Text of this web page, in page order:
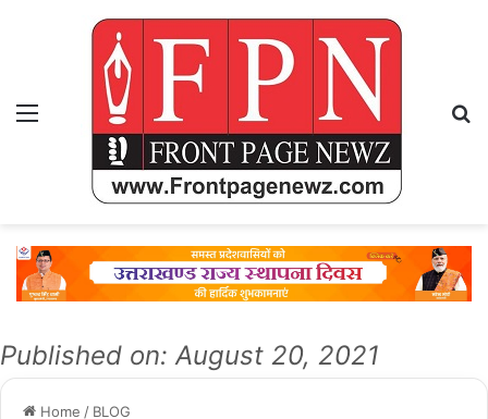
Menu
Published on: August 20, 2021
Home / BLOG